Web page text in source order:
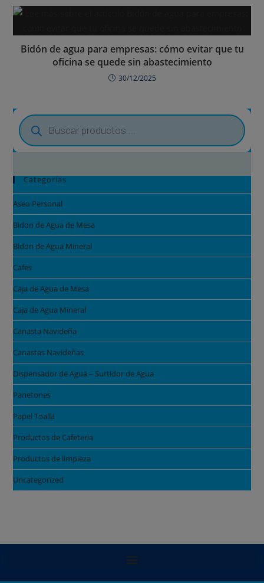
Bidón de agua para empresas: cómo evitar que tu
oficina se quede sin abastecimiento
30/12/2025
Categorías
Aseo Personal
Bidon de Agua de Mesa
Bidon de Agua Mineral
Cafes
Caja de Agua de Mesa
Caja de Agua Mineral
Canasta Navideña
Canastas Navideñas
Dispensador de Agua – Surtidor de Agua
Panetones
Papel Toalla
Productos de Cafeteria
Productos de limpieza
Uncategorized